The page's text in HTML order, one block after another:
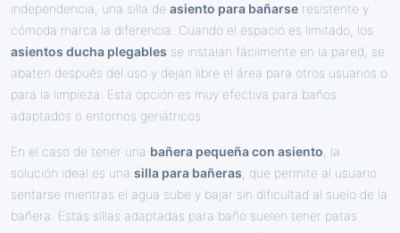
independencia, una silla de asiento para bañarse resistente y
cómoda marca la diferencia. Cuando el espacio es limitado, los
asientos ducha plegables se instalan fácilmente en la pared, se
abaten después del uso y dejan libre el área para otros usuarios o
para la limpieza. Esta opción es muy efectiva para baños
adaptados o entornos geriátricos.
En el caso de tener una bañera pequeña con asiento , la
solución ideal es una silla para bañeras , que permite al usuario
sentarse mientras el agua sube y bajar sin dificultad al suelo de la
bañera. Estas sillas adaptadas para baño suelen tener patas